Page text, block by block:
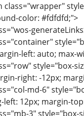
class="wrapper"
color: #fdfdfd;">
left: auto; max-
style="box-
right: -12px;
md-6"
left: 12px; margin-
3"